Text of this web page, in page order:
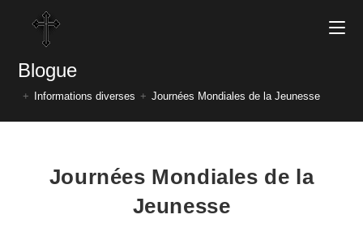
Blogue
+ Informations diverses + Journées Mondiales de la Jeunesse
Journées Mondiales de la
Jeunesse